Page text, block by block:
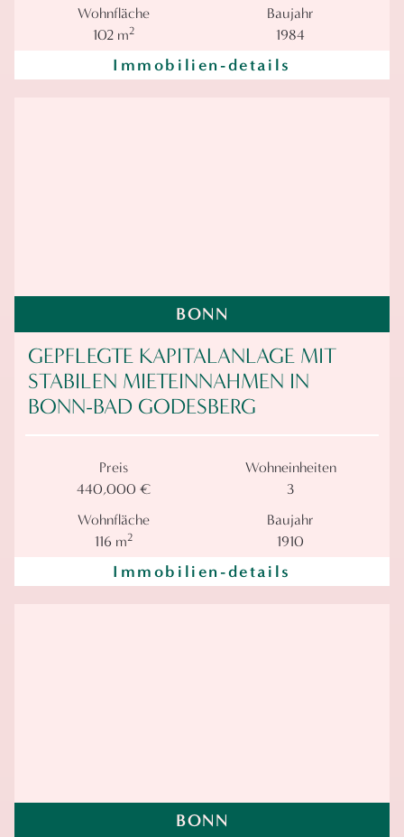
Wohnfläche
102 m2
Baujahr
1984
Immobilien-details
BONN
GEPFLEGTE KAPITALANLAGE MIT
STABILEN MIETEINNAHMEN IN
BONN-BAD GODESBERG
Preis
440,000 €
Wohneinheiten
3
Wohnfläche
116 m2
Baujahr
1910
Immobilien-details
BONN